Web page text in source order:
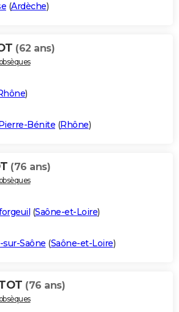
(Ardèche)
(62 ans)
)
Bénite (Rhône)
(76 ans)
(Saône-et-Loire)
sur-Saône (Saône-et-Loire)
(76 ans)